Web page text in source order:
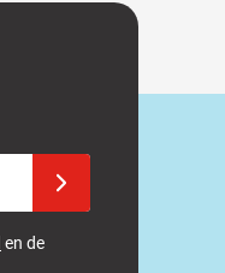
en de